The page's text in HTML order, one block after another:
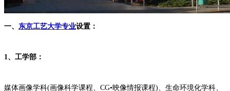
一、 东京工艺大学专业设置：
1、工学部：
媒体画像学科(画像科学课程、CG•映像情报课程)、生命环境化学科、